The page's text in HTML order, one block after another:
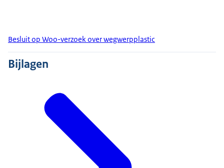
Besluit op Woo-verzoek over wegwerpplastic
Bijlagen